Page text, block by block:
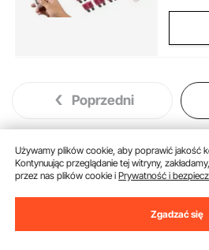
Poprzedni
Może Ci się spodobać
Nowy
Używamy plików cookie, aby poprawić jakość
Kontynuując przeglądanie tej witryny,
przez nas plików cookie iPrywatność i
Zgadzać się